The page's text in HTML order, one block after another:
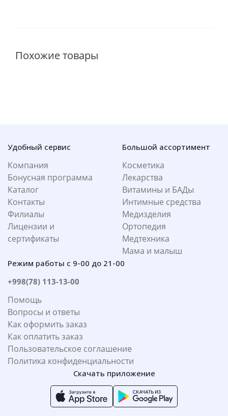
Похожие товары
Удобный сервис
Компания
Бонусная программа
Каталог
Контакты
Филиалы
Лицензии и
сертификаты
Большой ассортимент
Косметика
Лекарства
Витамины и БАДы
Интимные средства
Медизделия
Ортопедия
Медтехника
Мама и малыш
Режим работы с 9-00 до 21-00
+998(78) 113-13-00
Помощь
Вопросы и ответы
Как оформить заказ
Как оплатить заказ
Пользовательское соглашение
Политика конфиденциальности
Скачать приложение